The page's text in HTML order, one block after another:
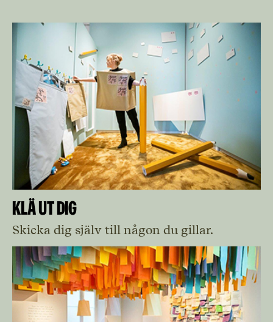
Klä ut dig
Skicka dig själv till någon du gillar.